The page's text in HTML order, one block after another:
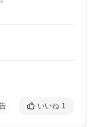
いいね 1